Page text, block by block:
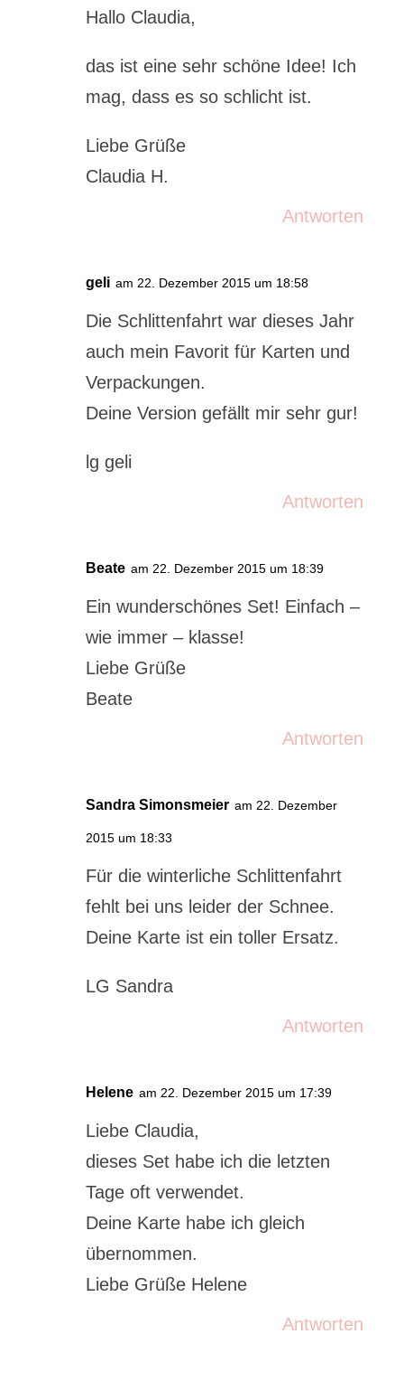
Hallo Claudia,
das ist eine sehr schöne Idee! Ich
mag, dass es so schlicht ist.
Liebe Grüße
Claudia H.
Antworten
geli am 22. Dezember 2015 um 18:58
Die Schlittenfahrt war dieses Jahr
auch mein Favorit für Karten und
Verpackungen.
Deine Version gefällt mir sehr gur!
lg geli
Antworten
Beate am 22. Dezember 2015 um 18:39
Ein wunderschönes Set! Einfach –
wie immer – klasse!
Liebe Grüße
Beate
Antworten
Sandra Simonsmeier am 22. Dezember
2015 um 18:33
Für die winterliche Schlittenfahrt
fehlt bei uns leider der Schnee.
Deine Karte ist ein toller Ersatz.
LG Sandra
Antworten
Helene am 22. Dezember 2015 um 17:39
Liebe Claudia,
dieses Set habe ich die letzten
Tage oft verwendet.
Deine Karte habe ich gleich
übernommen.
Liebe Grüße Helene
Antworten